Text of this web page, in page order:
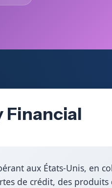
Financial
aux États-Unis, en
de crédit, des